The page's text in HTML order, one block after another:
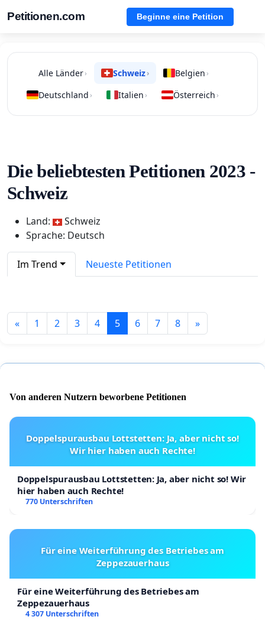
Petitionen.com Beginne eine Petition
Alle Länder› Schweiz› Belgien ›
Deutschland › Italien › Österreich ›
Die beliebtesten Petitionen 2023 -
Schweiz
Land:
Schweiz
Sprache: Deutsch
Im Trend Neueste Petitionen
« 1 2 3 4 5 6 7 8 »
Von anderen Nutzern beworbene Petitionen
Doppelspurausbau Lottstetten: Ja, aber nicht so!
Wir hier haben auch Rechte!
Doppelspurausbau Lottstetten: Ja, aber nicht so! Wir
hier haben auch Rechte!
770 Unterschriften
Für eine Weiterführung des Betriebes am
Zeppezauerhaus
Für eine Weiterführung des Betriebes am
Zeppezauerhaus
4 307 Unterschriften